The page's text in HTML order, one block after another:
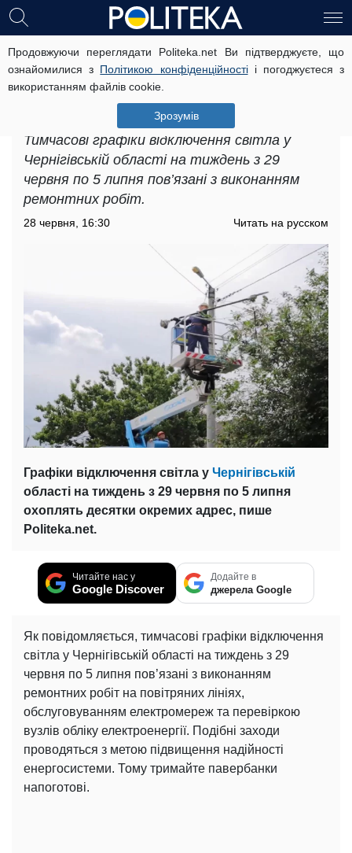
Продовжуючи переглядати Politeka.net Ви підтверджуєте, що
ознайомилися з Політикою конфіденційностіі погоджуєтеся з
використанням файлів cookie.
Зрозумів
Тримайте павербанки напоготові:
введено графіки відключення
світла у Чернігівській області на
тиждень з 29 червня по 5 липня
Тимчасові графіки відключення світла у
Чернігівській області на тиждень з 29
червня по 5 липня пов’язані з виконанням
ремонтних робіт.
28 червня, 16:30 Читать на русском
Графіки відключення світла у Чернігівській
області на тиждень з 29 червня по 5 липня
охоплять десятки окремих адрес, пише
Politeka.net.
Читайте нас у
Google Discover
Додайте в
джерела Google
Як повідомляється, тимчасові графіки відключення
світла у Чернігівській області на тиждень з 29
червня по 5 липня пов’язані з виконанням
ремонтних робіт на повітряних лініях,
обслуговуванням електромереж та перевіркою
вузлів обліку електроенергії. Подібні заходи
проводяться з метою підвищення надійності
енергосистеми. Тому тримайте павербанки
напоготові.